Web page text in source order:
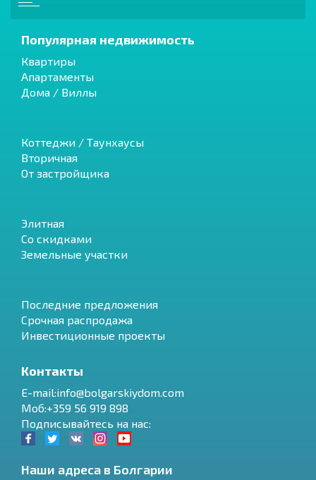
Популярная недвижимость
Квартиры
Апартаменты
Дома / Виллы
Коттеджи / Таунхаусы
Вторичная
От застройщика
Элитная
Со скидками
Земельные участки
Последние предложения
Срочная распродажа
Инвестиционные проекты
Контакты
E-mail:info@bolgarskiydom.com
Моб:+359 56 919 898
Подписывайтесь на нас:
Наши адреса в Болгарии